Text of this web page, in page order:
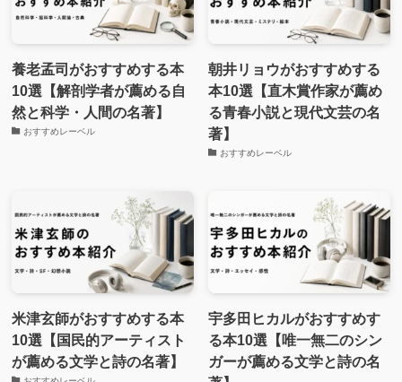
養老孟司がおすすめする本
10選【解剖学者が薦める自
然と科学・人間の名著】
おすすめレーベル
朝井リョウがおすすめする
本10選【直木賞作家が薦め
る青春小説と現代文芸の名
著】
おすすめレーベル
米津玄師がおすすめする本
10選【国民的アーティスト
が薦める文学と詩の名著】
宇多田ヒカルがおすすめす
る本10選【唯一無二のシン
ガーが薦める文学と詩の名